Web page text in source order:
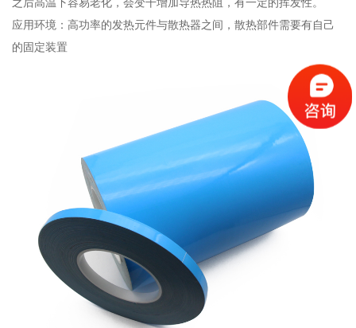
应用环境：高功率的发热元件与散热器之间，散热部件需要有自己
的固定装置